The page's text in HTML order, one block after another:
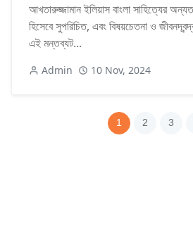
আখতারুজ্জামান ইলিয়াস বাংলা সাহিত্যের
হিসেবে সুপরিচিত, এবং বিষয়চেতনা ও
এই মন্তব্যট...
Admin 10 Nov, 2024
1 2 3